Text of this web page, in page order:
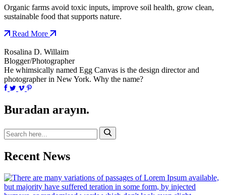
Organic farms avoid toxic inputs, improve soil health, grow clean,
sustainable food that supports nature.
Read More
Rosalina D. Willaim
Blogger/Photographer
He whimsically named Egg Canvas is the design director and
photographer in New York. Why the name?
Buradan arayın.
Recent News